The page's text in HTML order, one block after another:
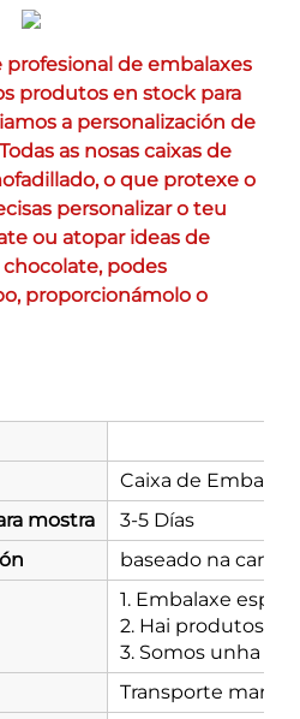
de embalaxes
produtos en stock para
a personalización de
as nosas caixas de
o que protexe o
personalizar o teu
ou atopar ideas de
podes
proporcionámolo o
Caixa de
mostra
3-5 Días
baseado na
1. Embalaxe
2. Hai produtos
3. Somos unha
Transporte